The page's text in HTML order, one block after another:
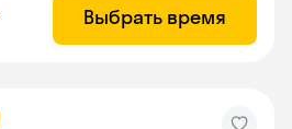
Выбрать время